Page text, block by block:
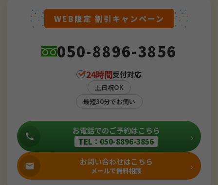
WEB限定 割引キャンペーン
050-8896-3856
24時間受付対応
土日祝OK
最短30分でお伺い
お電話でのご予約はこちら
TEL：050-8896-3856
›
お問い合わせはこちら
メールで無料相談 ›